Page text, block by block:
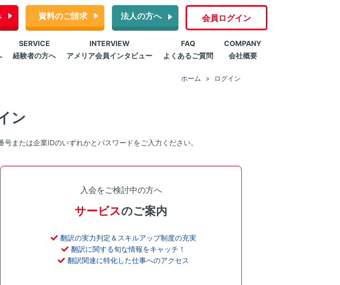
資料のご請求 法人の方へ 会員ログイン
SERVICE
経験者の方へ
INTERVIEW
アメリア会員インタビュー
FAQ
よくあるご質問
COMPANY
会社概要
ホーム ログイン
ン
または企業IDのいずれかとパスワードをご入力ください。
入会をご検討中の方へ
サービスのご案内
翻訳の実力判定＆スキルアップ制度の充実
翻訳に関する旬な情報をキャッチ！
翻訳関連に特化した仕事へのアクセス